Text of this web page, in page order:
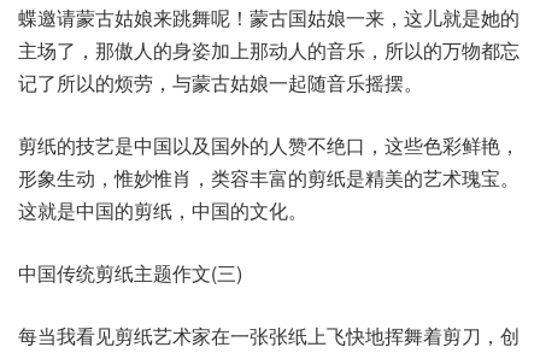
蝶邀请蒙古姑娘来跳舞呢！蒙古国姑娘一来，这儿就是她的
主场了，那傲人的身姿加上那动人的音乐，所以的万物都忘
记了所以的烦劳，与蒙古姑娘一起随音乐摇摆。
剪纸的技艺是中国以及国外的人赞不绝口，这些色彩鲜艳，
形象生动，惟妙惟肖，类容丰富的剪纸是精美的艺术瑰宝。
这就是中国的剪纸，中国的文化。
中国传统剪纸主题作文(三)
每当我看见剪纸艺术家在一张张纸上飞快地挥舞着剪刀，创